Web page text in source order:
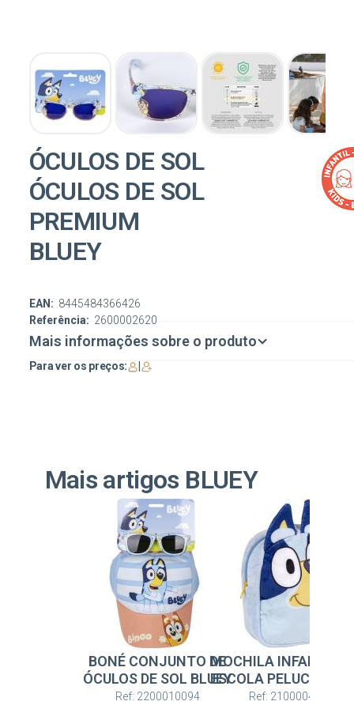
ÓCULOS DE SOL
ÓCULOS DE SOL
PREMIUM
BLUEY
Referência: 2600002620
EAN: 8445484366426
Mais informações sobre o produto
Para ver os preços:
Mais artigos BLUEY
BONÉ CONJUNTO DE
ÓCULOS DE SOL BLUEY
Ref: 2200010094
MOCHILA INFANTIL
ESCOLA PELUCHE
Ref: 2100004866